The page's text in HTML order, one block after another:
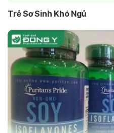
Trẻ Sơ Sinh Khó Ngủ